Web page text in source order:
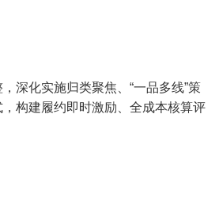
深化实施归类聚焦、“一品多线”策
构建履约即时激励、全成本核算评